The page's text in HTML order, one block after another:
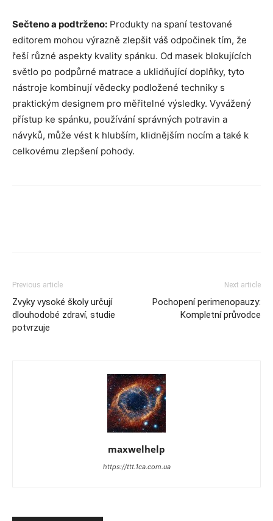
Sečteno a podtrženo: Produkty na spaní testované
editorem mohou výrazně zlepšit váš odpočinek tím, že
řeší různé aspekty kvality spánku. Od masek blokujících
světlo po podpůrné matrace a uklidňující doplňky, tyto
nástroje kombinují vědecky podložené techniky s
praktickým designem pro měřitelné výsledky. Vyvážený
přístup ke spánku, používání správných potravin a
návyků, může vést k hlubším, klidnějším nocím a také k
celkovému zlepšení pohody.
Previous article
Zvyky vysoké školy určují
dlouhodobé zdraví, studie
potvrzuje
Next article
Pochopení perimenopauzy:
Kompletní průvodce
maxwelhelp
https://ttt.1ca.com.ua